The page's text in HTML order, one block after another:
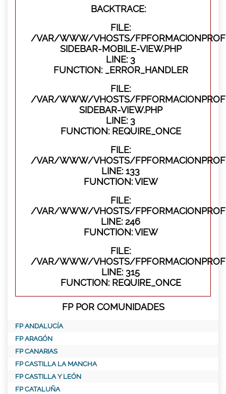
BACKTRACE:
FILE:
/VAR/WWW/VHOSTS/
SIDEBAR-MOBILE-VIEW.PHP
LINE: 3
FUNCTION: _ERROR_HANDLER
FILE:
/VAR/WWW/VHOSTS/
SIDEBAR-VIEW.PHP
LINE: 3
FUNCTION: REQUIRE_ONCE
FILE:
/VAR/WWW/VHOSTS/
LINE: 133
FUNCTION: VIEW
FILE:
/VAR/WWW/VHOSTS/
LINE: 246
FUNCTION: VIEW
FILE:
/VAR/WWW/VHOSTS/
LINE: 315
FUNCTION: REQUIRE_ONCE
FP POR COMUNIDADES
FP ANDALUCÍA
FP ARAGÓN
FP CANARIAS
FP CASTILLA LA MANCHA
FP CASTILLA Y LEÓN
FP CATALUÑA